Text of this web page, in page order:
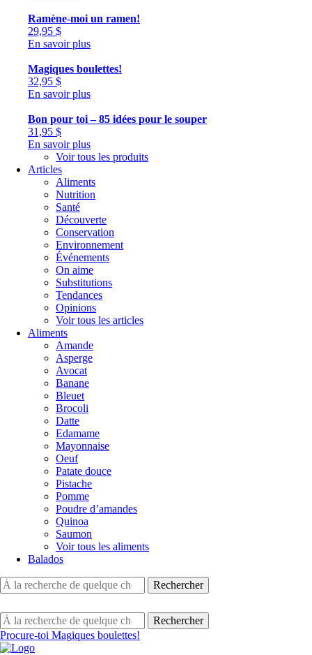
Ramène-moi un ramen!
29,95 $
En savoir plus
Magiques boulettes!
32,95 $
En savoir plus
Bon pour toi – 85 idées pour le souper
31,95 $
En savoir plus
Voir tous les produits
Articles
Aliments
Nutrition
Santé
Découverte
Conservation
Environnement
Événements
On aime
Substitutions
Tendances
Opinions
Voir tous les articles
Aliments
Amande
Asperge
Avocat
Banane
Bleuet
Brocoli
Datte
Edamame
Mayonnaise
Oeuf
Patate douce
Pistache
Pomme
Poudre d’amandes
Quinoa
Saumon
Voir tous les aliments
Balados
Procure-toi Magiques boulettes!